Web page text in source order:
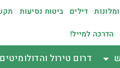
דילים ביטוח נסיעות
הדרכה למייל!
דרום טירול והדולומיטים